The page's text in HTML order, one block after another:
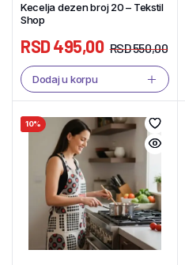
Kecelja dezen broj 20 – Tekstil
Shop
RSD550,00
RSD495,00
Dodaj u korpu
10%